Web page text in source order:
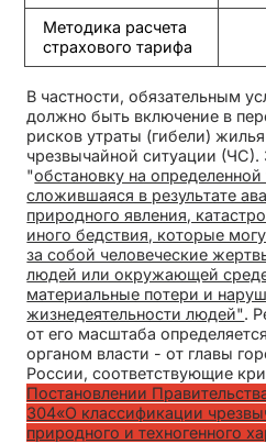
Методика расчета
страхового тарифа
В частности, обязательным
должно быть включение в
рисков утраты (гибели) жилья
чрезвычайной ситуации (ЧС).
"обстановку на
сложившаяся в результате
природного явления,
иного бедствия, которые
за собой человеческие
людей или окружающей
материальные потери и
жизнедеятельности людей".
от его масштаба
органом власти - от главы
России, соответствующие
Постановлении
304«О классификации
природного и техногенного